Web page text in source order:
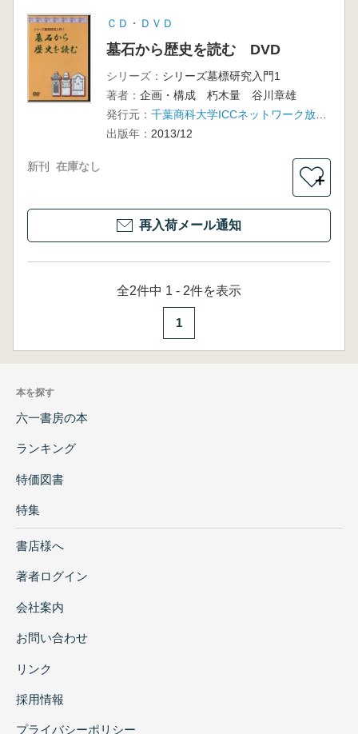
ＣＤ・ＤＶＤ
墓石から歴史を読む DVD
シリーズ： シリーズ墓標研究入門1
著者： 企画・構成 朽木量 谷川章雄
発行元：
千葉商科大学ICCネットワーク放送プロジェクト
出版年： 2013/12
新刊 在庫なし
＋
再入荷メール通知
全2件中 1 - 2件を表示
1
本を探す
六一書房の本
ランキング
特価図書
特集
書店様へ
著者ログイン
会社案内
お問い合わせ
リンク
採用情報
プライバシーポリシー